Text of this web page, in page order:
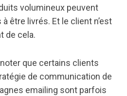
volumineux peuvent
être livrés. Et le client n’est
de cela.
que certains clients
de communication de
emailing sont parfois